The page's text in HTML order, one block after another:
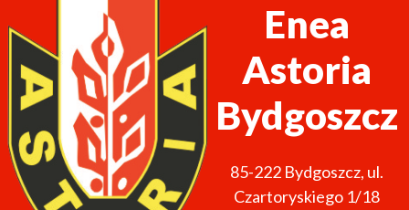
Enea
Astoria
Bydgoszcz
85-222 Bydgoszcz, ul.
Czartoryskiego 1/18